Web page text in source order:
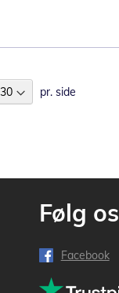
pr. side
Følg os
Facebook